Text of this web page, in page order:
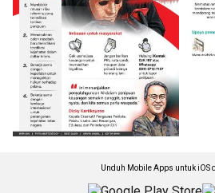
Unduh Mobile Apps untuk iOS